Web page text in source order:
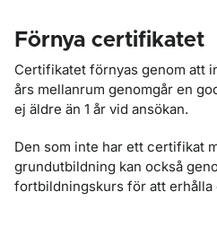
Förnya certifikatet
Certifikatet förnyas genom att
års mellanrum genomgår en
ej äldre än 1 år vid ansökan.
Den som inte har ett certifikat
grundutbildning kan också
fortbildningskurs för att